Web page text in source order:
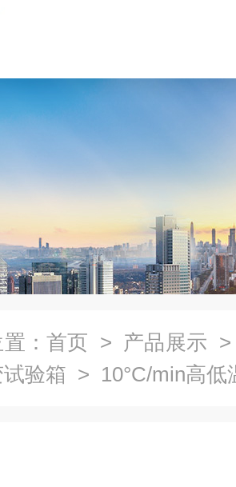
： 首页 > 产品展示
验箱 > 10°C/min高低